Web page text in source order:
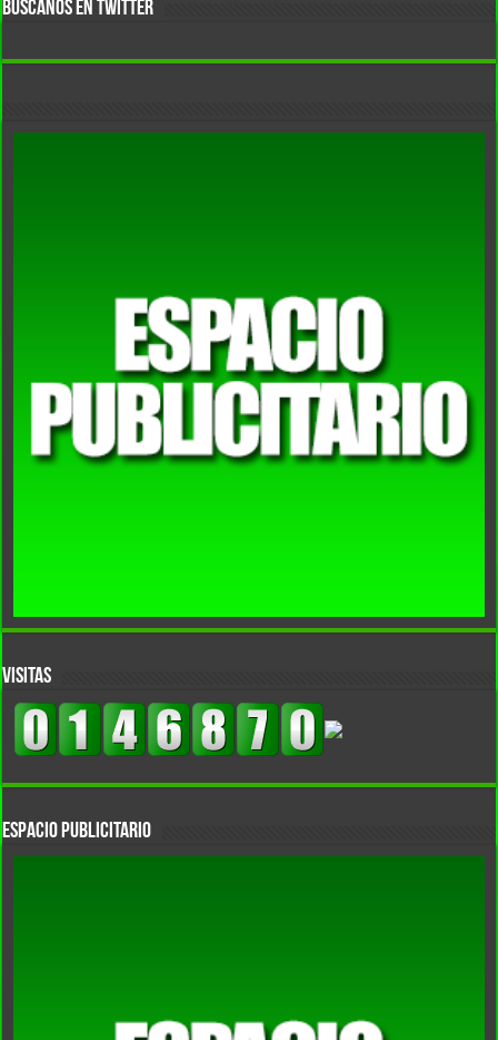
BUSCANOS EN TWITTER
VISITAS
Espacio Publicitario